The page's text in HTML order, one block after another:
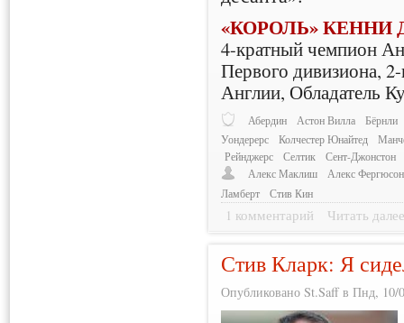
«КОРОЛЬ»
4-кратный чемпион
Первого дивизиона,
Англии, Обладатель
Абердин Астон Вилла
Бёрнли
Уондерерс
Колчестер Юнайтед
Рейнджерс
Селтик
Сент-Джонстон
Алекс Маклиш
Алекс Фергюсон
Ламберт
Стив Кин
1 комментарий Читать
Стив Кларк: Я
Опубликовано St.Saff в Пнд, 10/